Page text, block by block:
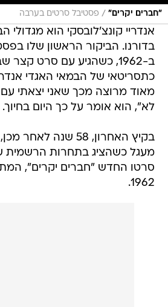
"חברים יקרים" / פסטיבל סרטים בערבה
אנדריי קונצ'לובסקי הוא מגדולי
בדורנו. הביקור הראשון שלו
ב-1962, כשהגיע עם סרט קצר
כתסריטאי של הבמאי האגדי
מאוד מרוצה מכך שאני יצאתי
לא", הוא אומר על כך היום בחיוך.
בקיץ האחרון, 58 שנה
מעגל כשהציג בתחרות הרשמית
סרטו החדש "חברים יקרים",
1962.